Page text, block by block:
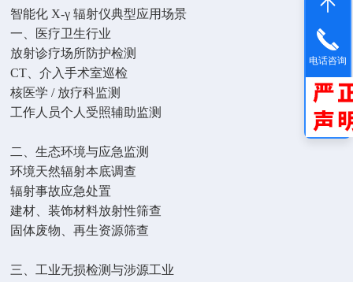
智能化 X-γ 辐射仪典型应用场景
一、医疗卫生行业
放射诊疗场所防护检测
CT、介入手术室巡检
核医学 / 放疗科监测
工作人员个人受照辅助监测
二、生态环境与应急监测
环境天然辐射本底调查
辐射事故应急处置
建材、装饰材料放射性筛查
固体废物、再生资源筛查
三、工业无损检测与涉源工业
电话咨询